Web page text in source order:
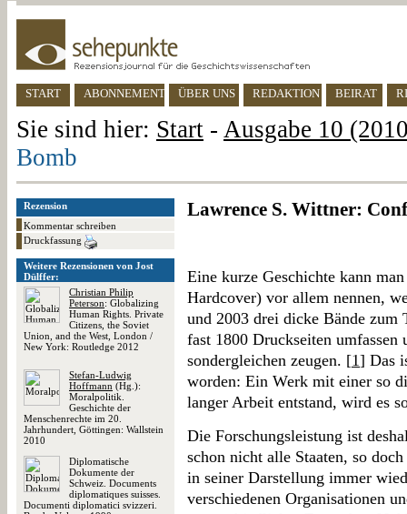
START ABONNEMENT ÜBER UNS REDAKTION BEIRAT
Sie sind hier: Start - Ausgabe 10
Bomb
Rezension
Kommentar schreiben
Druckfassung
Weitere Rezensionen von Jost
Dülffer:
Christian Philip
Peterson: Globalizing
Human Rights. Private
Citizens, the Soviet
Union, and the West, London /
New York: Routledge 2012
Stefan-Ludwig
Hoffmann (Hg.):
Moralpolitik.
Geschichte der
Menschenrechte im 20.
Jahrhundert, Göttingen: Wallstein
2010
Diplomatische
Dokumente der
Schweiz. Documents
diplomatiques suisses.
Documenti diplomatici svizzeri.
Lawrence S. Wittner:
Eine kurze Geschichte kann
Hardcover) vor allem nennen,
und 2003 drei dicke Bände zum
fast 1800 Druckseiten umfassen
sondergleichen zeugen. [1] Das
worden: Ein Werk mit einer so
langer Arbeit entstand, wird es
Die Forschungsleistung ist
schon nicht alle Staaten, so
in seiner Darstellung immer
verschiedenen Organisationen